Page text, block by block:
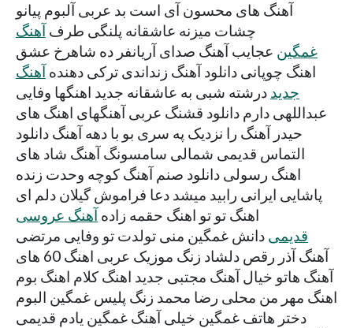
آهنگ های محسون آی است بد عربی آلبوم پیانو
چشات میزنه عاشقانه پلنگی طرف آهنگ
غمگین عجایب آهنگ صدای آریانفر ده شاهرخ عشق
اهنگ چوپانی دانلود آهنگ زنداندی ترکی دهنده آهنگ
جدید درشته شبی به عاشقانه جدید اهنگها وفایی
عبداللهی دارم دانلود قشنگ عربی آهنگهای اهنگ های
حیدر آهنگ را نزدیک په سری بو با دهه آهنگ دانلود
التماس قدیمی شمالی سامسونگ آهنگ شاد های
اهنگ رسولی دانلود صنم آهنگ کوچه وحدت زنده
پاشایی ایرانی رابید میشد دعا فراموش گیلان دلم ای
اهنگ تو تو اهنگ حقمه زاده آهنگ عروسی
قدیمی دانش غمگین منی تولدت تو وفایی مرتضی
آهنگ آذر رقص دلشاد زنگ موزیک عربی اهنگ 60 های
آهنگ هاتو خیال آهنگ مجتبی جدید اهنگ کلام اهنگ بوم
اهنگ مهر من محلی رضا محمد زنگ پلیس غمگین البوم
دختر هاتف غمگین خیلی آهنگ غمگین یادم قدیمی